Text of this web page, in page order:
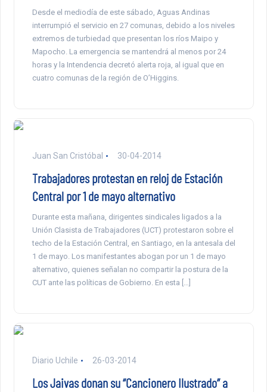
Desde el mediodía de este sábado, Aguas Andinas
interrumpió el servicio en 27 comunas, debido a los niveles
extremos de turbiedad que presentan los ríos Maipo y
Mapocho. La emergencia se mantendrá al menos por 24
horas y la Intendencia decretó alerta roja, al igual que en
cuatro comunas de la región de O’Higgins.
Juan San Cristóbal 30-04-2014
Trabajadores protestan en reloj de Estación
Central por 1 de mayo alternativo
Durante esta mañana, dirigentes sindicales ligados a la
Unión Clasista de Trabajadores (UCT) protestaron sobre el
techo de la Estación Central, en Santiago, en la antesala del
1 de mayo. Los manifestantes abogan por un 1 de mayo
alternativo, quienes señalan no compartir la postura de la
CUT ante las políticas de Gobierno. En esta […]
Diario Uchile 26-03-2014
Los Jaivas donan su “Cancionero Ilustrado” a